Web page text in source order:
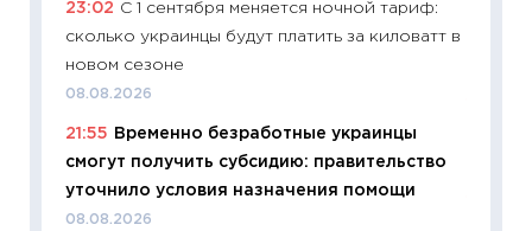
23:02 С 1 сентября меняется ночной тариф:
сколько украинцы будут платить за киловатт в
новом сезоне
08.08.2026
21:55
Временно безработные украинцы
смогут получить субсидию: правительство
уточнило условия назначения помощи
08.08.2026